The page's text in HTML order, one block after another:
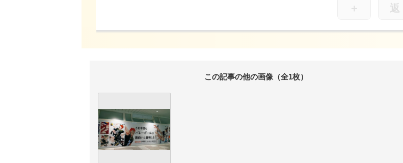
＋ 返
この記事の他の画像（全1枚）